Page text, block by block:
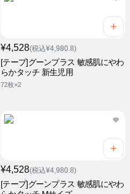
¥4,528(税込¥4,980.8)
[テープ]グーンプラス 敏感肌にやわ
らかタッチ 新生児用
72枚×2
¥4,528(税込¥4,980.8)
[テープ]グーンプラス 敏感肌にやわ